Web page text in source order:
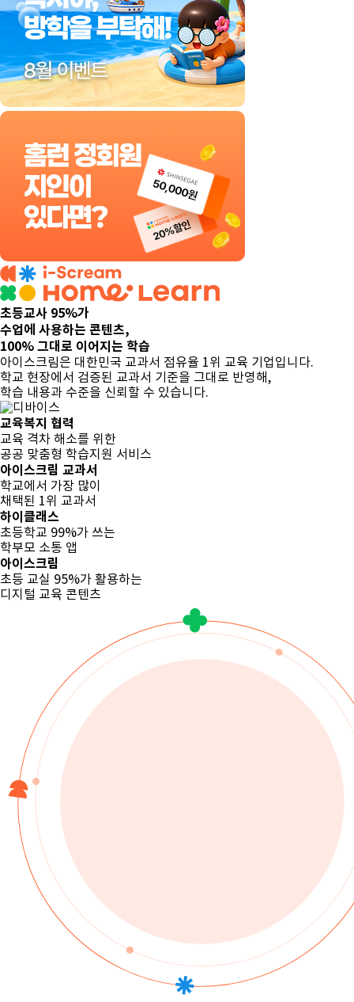
초등교사 95%가
수업에 사용하는 콘텐츠,
100% 그대로 이어지는 학습
아이스크림은 대한민국 교과서 점유율 1위 교육 기업입니다.
학교 현장에서 검증된 교과서 기준을 그대로 반영해,
학습 내용과 수준을 신뢰할 수 있습니다.
교육복지 협력
교육 격차 해소를 위한
공공 맞춤형 학습지원 서비스
아이스크림 교과서
학교에서 가장 많이
채택된 1위 교과서
하이클래스
초등학교 99%가 쓰는
학부모 소통 앱
아이스크림
초등 교실 95%가 활용하는
디지털 교육 콘텐츠